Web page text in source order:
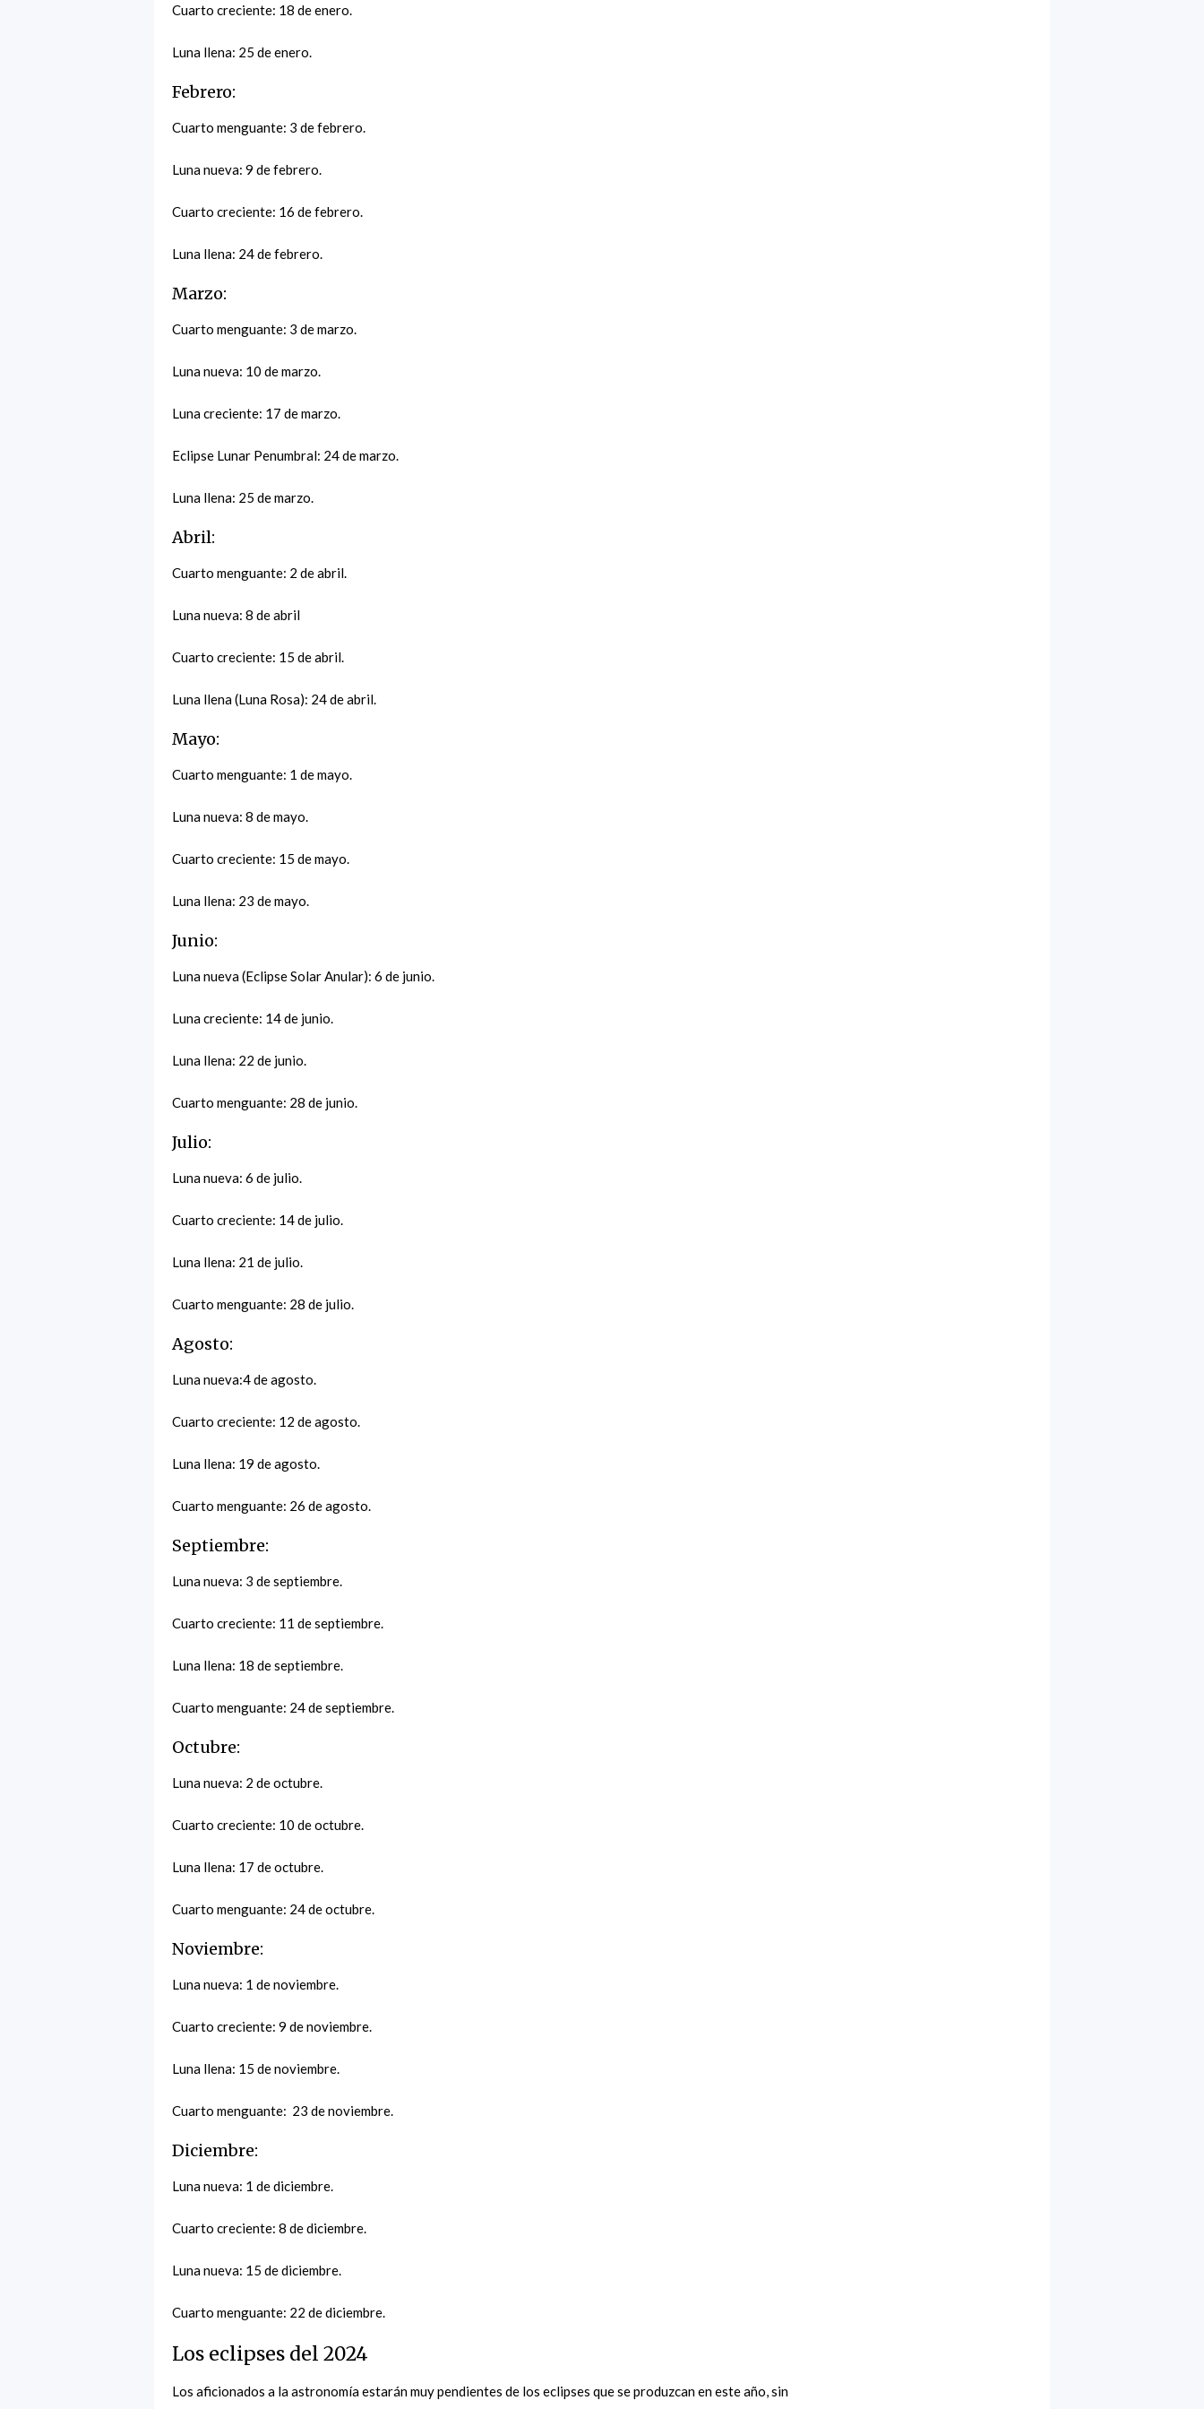
Cuarto creciente: 18 de enero.
Luna llena: 25 de enero.
Febrero:
Cuarto menguante: 3 de febrero.
Luna nueva: 9 de febrero.
Cuarto creciente: 16 de febrero.
Luna llena: 24 de febrero.
Marzo:
Cuarto menguante: 3 de marzo.
Luna nueva: 10 de marzo.
Luna creciente: 17 de marzo.
Eclipse Lunar Penumbral: 24 de marzo.
Luna llena: 25 de marzo.
Abril:
Cuarto menguante: 2 de abril.
Luna nueva: 8 de abril
Cuarto creciente: 15 de abril.
Luna llena (Luna Rosa): 24 de abril.
Mayo:
Cuarto menguante: 1 de mayo.
Luna nueva: 8 de mayo.
Cuarto creciente: 15 de mayo.
Luna llena: 23 de mayo.
Junio:
Luna nueva (Eclipse Solar Anular): 6 de junio.
Luna creciente: 14 de junio.
Luna llena: 22 de junio.
Cuarto menguante: 28 de junio.
Julio:
Luna nueva: 6 de julio.
Cuarto creciente: 14 de julio.
Luna llena: 21 de julio.
Cuarto menguante: 28 de julio.
Agosto:
Luna nueva:4 de agosto.
Cuarto creciente: 12 de agosto.
Luna llena: 19 de agosto.
Cuarto menguante: 26 de agosto.
Septiembre:
Luna nueva: 3 de septiembre.
Cuarto creciente: 11 de septiembre.
Luna llena: 18 de septiembre.
Cuarto menguante: 24 de septiembre.
Octubre:
Luna nueva: 2 de octubre.
Cuarto creciente: 10 de octubre.
Luna llena: 17 de octubre.
Cuarto menguante: 24 de octubre.
Noviembre:
Luna nueva: 1 de noviembre.
Cuarto creciente: 9 de noviembre.
Luna llena: 15 de noviembre.
Cuarto menguante: 23 de noviembre.
Diciembre:
Luna nueva: 1 de diciembre.
Cuarto creciente: 8 de diciembre.
Luna nueva: 15 de diciembre.
Cuarto menguante: 22 de diciembre.
Los eclipses del 2024
Los aficionados a la astronomía estarán muy pendientes de los eclipses que se produzcan en este año, sin